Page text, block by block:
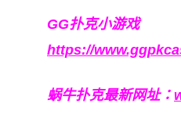
GG扑克小游戏
https://
蜗牛扑克最新网址：